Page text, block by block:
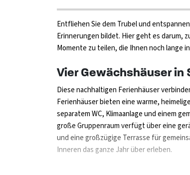
Entfliehen Sie dem Trubel und
Erinnerungen bildet. Hier geht es darum,
Momente zu teilen, die Ihnen noch lange
Vier Gewächshäuser in
Diese nachhaltigen Ferienhäuser
Ferienhäuser bieten eine warme,
separatem WC, Klimaanlage und einem
große Gruppenraum verfügt über eine
und eine großzügige Terrasse für
Inneren das ganze Jahr über erleben.